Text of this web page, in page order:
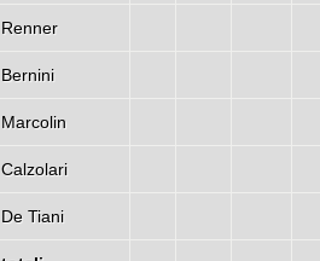
Renner
Bernini
Marcolin
Calzolari
De Tiani